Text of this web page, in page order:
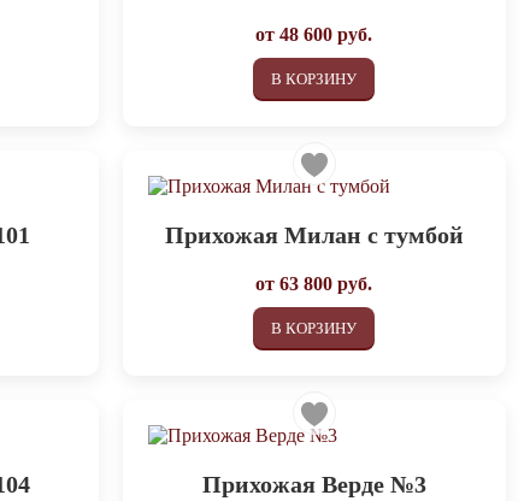
от48 600 руб.
В КОРЗИНУ
Прихожая Милан с тумбой
от63 800 руб.
В КОРЗИНУ
Прихожая Верде №3